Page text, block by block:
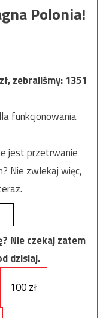
Polonia!
zł, zebraliśmy:1351
funkcjonowania
jest przetrwanie
Nie zwlekaj więc,
Nie czekaj zatem
dzisiaj.
100 zł